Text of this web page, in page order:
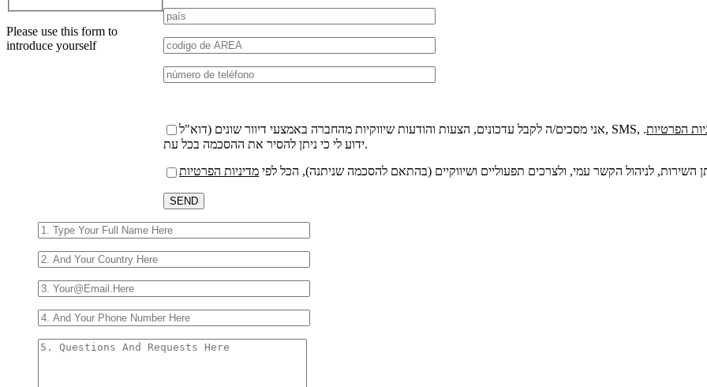
הפרטיות.
ידוע לי כי ניתן להסיר את ההסכמה בכל עת.
לניהול הקשר עמי, ולצרכים תפעוליים ושיווקיים (בהתאם להסכמה שניתנה), הכל לפי מדיניות הפרטיות
este
campo
Please use this form to
introduce yourself